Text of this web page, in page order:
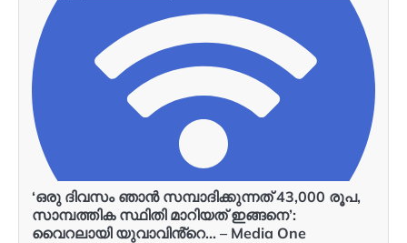
‘ഒരു ദിവസം ഞാൻ സമ്പാദിക്കുന്നത് 43,000 രൂപ,
സാമ്പത്തിക സ്ഥിതി മാറിയത് ഇങ്ങനെ’:
വൈറലായി യുവാവിൻ്റെ… – Media One